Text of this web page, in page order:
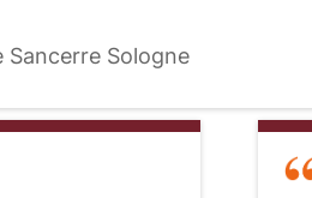
Sancerre Sologne